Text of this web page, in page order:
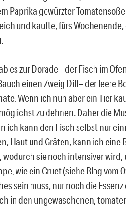
Paprika gewürzter
und kaufte, fürs
es zur Dorade – der Fisch im
einen Zweig Dill – der leere
Wenn ich nun aber ein Tier
zu dehnen. Daher die
ich kann den Fisch selbst nur
Haut und Gräten, kann ich eine
sie noch intensiver
wie ein Cruet (siehe Blog vom
sein muss, nur noch die
in den ungewaschenen,